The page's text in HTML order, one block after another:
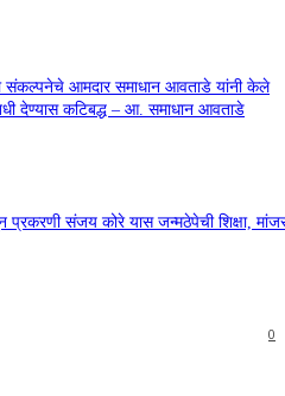
संकल्पनेचे आमदार समाधान आवताडे यांनी केले
देण्यास कटिबद्ध – आ. समाधान आवताडे
प्रकरणी संजय कोरे यास जन्मठेपेची शिक्षा,
0